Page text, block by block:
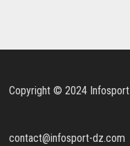
Copyright © 2024 Infosport
contact@infosport-dz.com